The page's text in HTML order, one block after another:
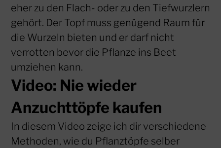
eher zu den Flach- oder zu den Tiefwurzlern
gehört. Der Topf muss genügend Raum für
die Wurzeln bieten und er darf nicht
verrotten bevor die Pflanze ins Beet
umziehen kann.
Video: Nie wieder
Anzuchttöpfe kaufen
In diesem Video zeige ich dir verschiedene
Methoden, wie du Pflanztöpfe selber